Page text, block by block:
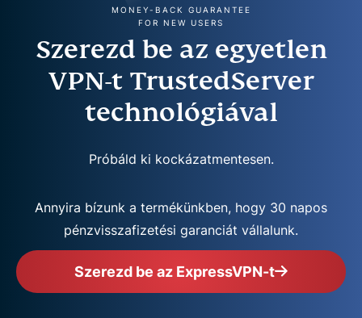
MONEY-BACK GUARANTEE
FOR NEW USERS
Szerezd be az egyetlen
VPN-t TrustedServer
technológiával
Próbáld ki kockázatmentesen.
Annyira bízunk a termékünkben, hogy 30 napos
pénzvisszafizetési garanciát vállalunk.
Szerezd be az ExpressVPN-t